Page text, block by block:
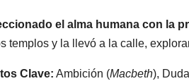
el alma humana con la
templos y la llevó a la calle,
Clave: Ambición (Macbeth),